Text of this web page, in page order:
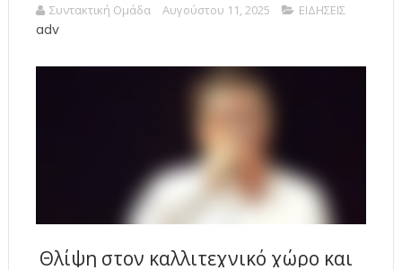
Συντακτική Ομάδα Αυγούστου 11, 2025 ΕΙΔΗΣΕΙΣ
adv
Θλίψη στον καλλιτεχνικό χώρο και